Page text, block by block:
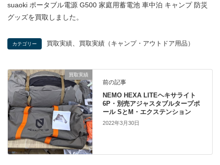
suaoki ポータブル電源 G500 家庭用蓄電池 車中泊 キャンプ 防災
グッズを買取しました。
カテゴリー 買取実績、 買取実績（キャンプ・アウトドア用品）
買取実績
前の記事
NEMO HEXA LITEヘキサライト
6P・別売アジャスタブルタープポ
ール SとM・エクステンション
2022年3月30日